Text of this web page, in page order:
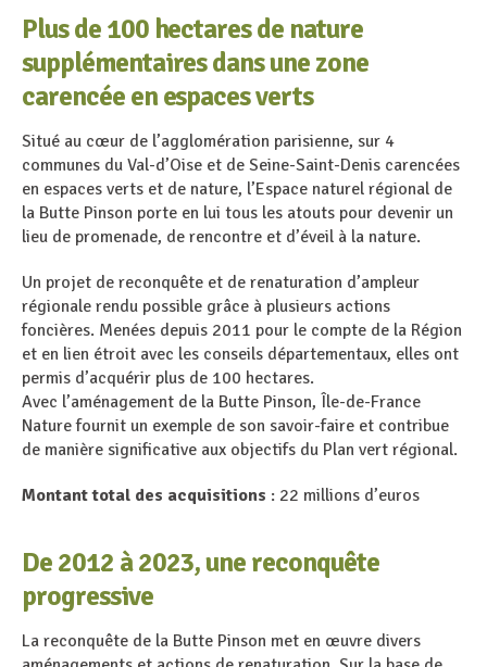
Plus de 100 hectares de nature
supplémentaires dans une zone
carencée en espaces verts
Situé au cœur de l’agglomération parisienne, sur 4
communes du Val-d’Oise et de Seine-Saint-Denis carencées
en espaces verts et de nature, l’Espace naturel régional de
la Butte Pinson porte en lui tous les atouts pour devenir un
lieu de promenade, de rencontre et d’éveil à la nature.
Un projet de reconquête et de renaturation d’ampleur
régionale rendu possible grâce à plusieurs actions
foncières. Menées depuis 2011 pour le compte de la Région
et en lien étroit avec les conseils départementaux, elles ont
permis d’acquérir plus de 100 hectares.
Avec l’aménagement de la Butte Pinson, Île-de-France
Nature fournit un exemple de son savoir-faire et contribue
de manière significative aux objectifs du Plan vert régional.
Montant total des acquisitions : 22 millions d’euros
De 2012 à 2023, une reconquête
progressive
La reconquête de la Butte Pinson met en œuvre divers